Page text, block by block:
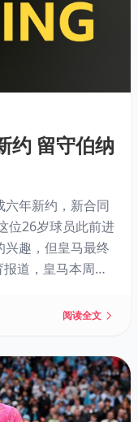
约 留守伯纳
六年新约，新合同
位26岁球员此前进
兴趣，但皇马最终
道，皇马本周末
阅读全文